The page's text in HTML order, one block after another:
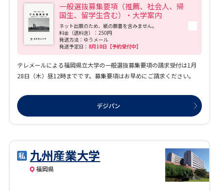
一般選抜募集要項（推薦、社会人、帰
国生、留学生含む）・大学案内
ネット出願のため、紙の願書を含みません。
料金（送料含）：250円
発送方法：ゆうメール
発送予定日： 8月10日【予約受付中】
テレメールによる福岡県立大学の一般選抜募集要項の請求受付は1月
28日（木）昼12時までです。募集要項はお早めにご請求ください。
デジパン
九州産業大学
福岡県